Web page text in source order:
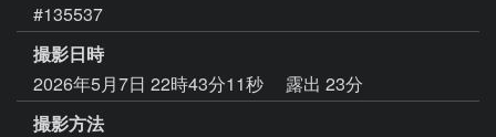
#135537
撮影日時
2026年5月7日 22時43分11秒
露出 23分
撮影方法